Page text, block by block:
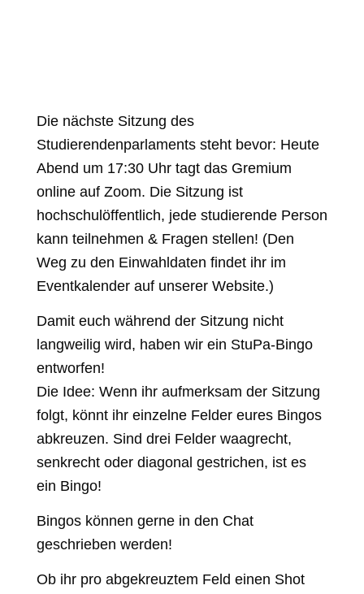
Die nächste Sitzung des
Studierendenparlaments steht bevor: Heute
Abend um 17:30 Uhr tagt das Gremium
online auf Zoom. Die Sitzung ist
hochschulöffentlich, jede studierende Person
kann teilnehmen & Fragen stellen! (Den
Weg zu den Einwahldaten findet ihr im
Eventkalender auf unserer Website.)
Damit euch während der Sitzung nicht
langweilig wird, haben wir ein StuPa-Bingo
entworfen!
Die Idee: Wenn ihr aufmerksam der Sitzung
folgt, könnt ihr einzelne Felder eures Bingos
abkreuzen. Sind drei Felder waagrecht,
senkrecht oder diagonal gestrichen, ist es
ein Bingo!
Bingos können gerne in den Chat
geschrieben werden!
Ob ihr pro abgekreuztem Feld einen Shot